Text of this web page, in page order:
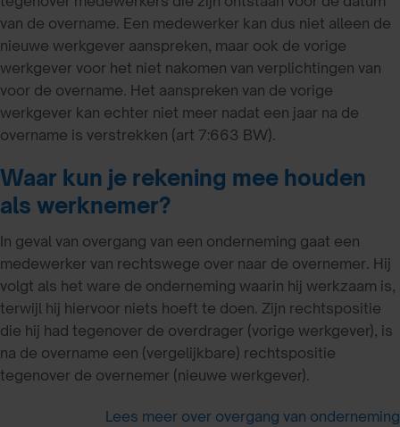
van de overname. Een medewerker kan dus niet alleen de
nieuwe werkgever aanspreken, maar ook de vorige
werkgever voor het niet nakomen van verplichtingen van
voor de overname. Het aanspreken van de vorige
werkgever kan echter niet meer nadat een jaar na de
overname is verstrekken (art 7:663 BW).
Waar kun je rekening mee houden
als werknemer?
In geval van overgang van een onderneming gaat een
medewerker van rechtswege over naar de overnemer. Hij
volgt als het ware de onderneming waarin hij werkzaam is,
terwijl hij hiervoor niets hoeft te doen. Zijn rechtspositie
die hij had tegenover de overdrager (vorige werkgever), is
na de overname een (vergelijkbare) rechtspositie
tegenover de overnemer (nieuwe werkgever).
Lees meer over overgang van onderneming